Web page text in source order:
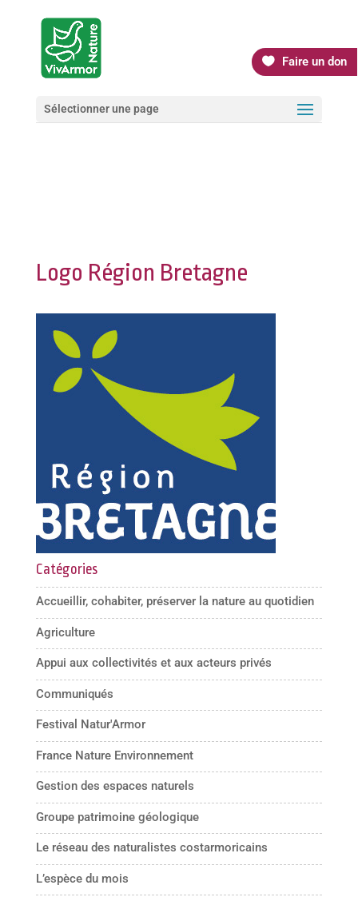
Faire un don
Sélectionner une page
Logo Région Bretagne
Catégories
Accueillir, cohabiter, préserver la nature au quotidien
Agriculture
Appui aux collectivités et aux acteurs privés
Communiqués
Festival Natur'Armor
France Nature Environnement
Gestion des espaces naturels
Groupe patrimoine géologique
Le réseau des naturalistes costarmoricains
L’espèce du mois